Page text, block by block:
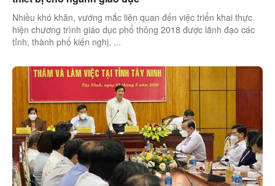
Nhiều khó khăn, vướng mắc liên quan đến việc triển khai thực
hiện chương trình giáo dục phổ thông 2018 được lãnh đạo các
tỉnh, thành phố kiến nghị, ...